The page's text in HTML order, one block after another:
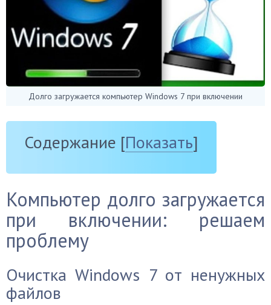
Долго загружается компьютер Windows 7 при включении
Содержание [Показать]
Компьютер долго загружается
при включении: решаем
проблему
Очистка Windows 7 от ненужных
файлов